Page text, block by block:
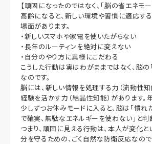
【頑固になったのではなく、「脳の省エネモー
高齢になると、新しい環境や習慣に適応す
場面があります。
・新しいスマホや家電を使いたがらない
・長年のルーティンを絶対に変えない
・自分のやり方に異様にこだわる
こうした行動は実はわがままではなく、脳の
なのです。
脳には、新しい情報を処理する力（流動性知
経験を活かす力（結晶性知能）があります。
少しずつお休みモードに入ると、脳は「慣
で確実、無駄なエネルギーを使わない」と判
つまり、頑固に見える行動は、本人が変化と
分を守るための、ごく自然な防衛反応なので